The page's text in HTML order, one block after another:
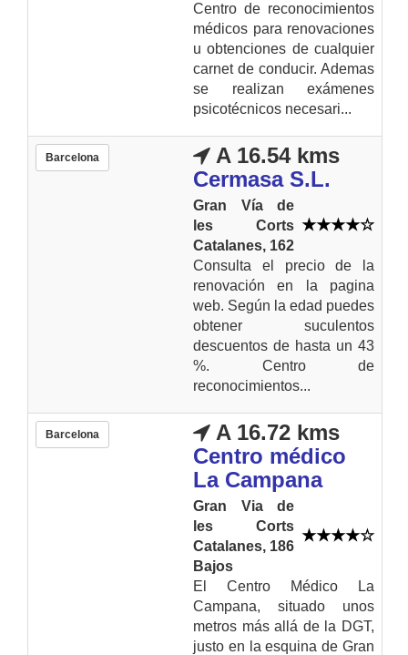
Centro de reconocimientos
médicos para renovaciones
u obtenciones de cualquier
carnet de conducir. Ademas
se realizan exámenes
psicotécnicos necesari...
Barcelona
A 16.54 kms
Cermasa S.L.
Gran Vía de
les Corts
Catalanes, 162
Consulta el precio de la
renovación en la pagina
web. Según la edad puedes
obtener suculentos
descuentos de hasta un 43
%. Centro de
reconocimientos...
Barcelona
A 16.72 kms
Centro médico
La Campana
Gran Via de
les Corts
Catalanes, 186
Bajos
El Centro Médico La
Campana, situado unos
metros más allá de la DGT,
justo en la esquina de Gran